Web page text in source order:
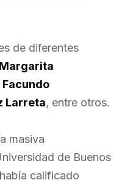
de diferentes
Margarita
Facundo
Larreta, entre otros.
masiva
de Buenos
calificado